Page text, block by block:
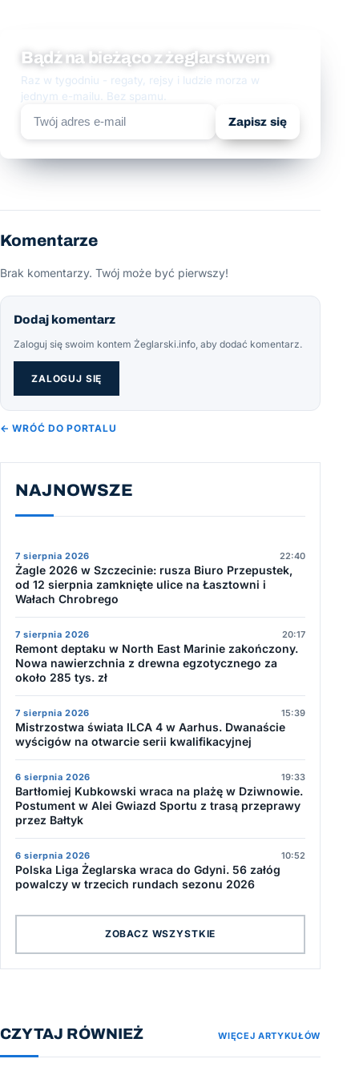
Bądź na bieżąco z żeglarstwem
Raz w tygodniu - regaty, rejsy i ludzie morza w
jednym e-mailu. Bez spamu.
Zapisz się
Komentarze
Brak komentarzy. Twój może być pierwszy!
Dodaj komentarz
Zaloguj się swoim kontem Żeglarski.info, aby dodać komentarz.
ZALOGUJ SIĘ
← WRÓĆ DO PORTALU
NAJNOWSZE
7 sierpnia 2026 22:40
Żagle 2026 w Szczecinie: rusza Biuro Przepustek,
od 12 sierpnia zamknięte ulice na Łasztowni i
Wałach Chrobrego
7 sierpnia 2026 20:17
Remont deptaku w North East Marinie zakończony.
Nowa nawierzchnia z drewna egzotycznego za
około 285 tys. zł
7 sierpnia 2026 15:39
Mistrzostwa świata ILCA 4 w Aarhus. Dwanaście
wyścigów na otwarcie serii kwalifikacyjnej
6 sierpnia 2026 19:33
Bartłomiej Kubkowski wraca na plażę w Dziwnowie.
Postument w Alei Gwiazd Sportu z trasą przeprawy
przez Bałtyk
6 sierpnia 2026 10:52
Polska Liga Żeglarska wraca do Gdyni. 56 załóg
powalczy w trzecich rundach sezonu 2026
ZOBACZ WSZYSTKIE
CZYTAJ RÓWNIEŻ WIĘCEJ ARTYKUŁÓW